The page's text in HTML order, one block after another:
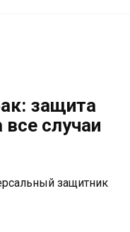
защита
случаи